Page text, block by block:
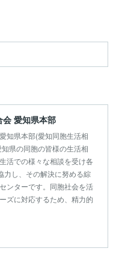
会 愛知県本部
知県本部(愛知同胞生活相
県の同胞の皆様の生活相
活での様々な相談を受け各
力し、その解決に努める綜
ンターです。同胞社会を活
ズに対応するため、精力的